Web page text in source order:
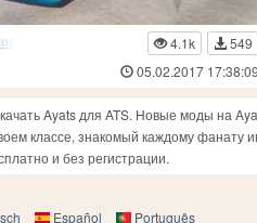
и прочий транспорт 4.1k
549
05.02.2017 17:38:09
Ayats для ATS. Новые моды на
классе, знакомый каждому
и без регистрации.
Español Português